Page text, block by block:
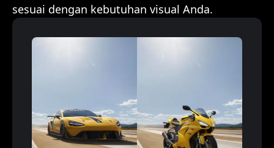
sesuai dengan kebutuhan visual Anda.